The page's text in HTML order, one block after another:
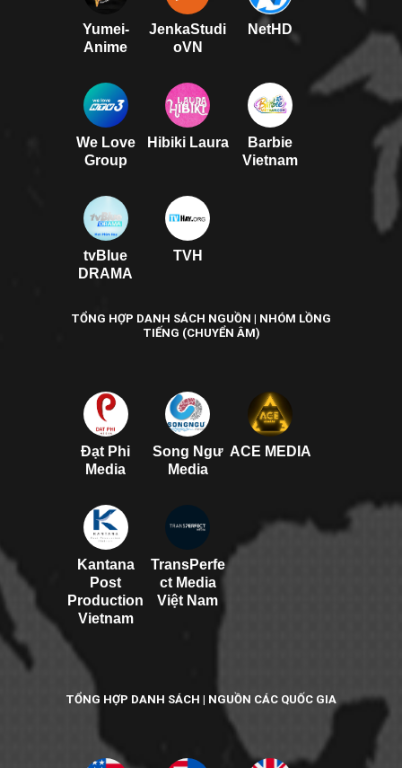
Yumei-
Anime
JenkaStudi
oVN
NetHD
We Love
Group
Hibiki Laura
Barbie
Vietnam
tvBlue
DRAMA
TVH
TỔNG HỢP DANH SÁCH NGUỒN | NHÓM LỒNG
TIẾNG (CHUYỂN ÂM)
Đạt Phi
Media
Song Ngư
Media
ACE MEDIA
Kantana
Post
Production
Vietnam
TransPerfe
ct Media
Việt Nam
TỔNG HỢP DANH SÁCH | NGUỒN CÁC QUỐC GIA